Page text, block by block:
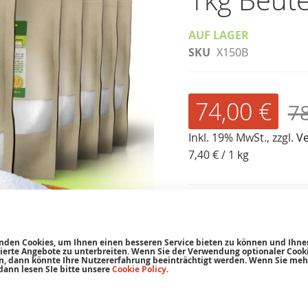
Cookies, um Ihnen einen besseren Service bieten zu können und
Angebote zu unterbreiten. Wenn Sie der Verwendung optionaler
dann könnte Ihre Nutzererfahrung beeinträchtigt werden. Wenn Sie
lesen SIe bitte unsereCookie Policy.
AUF LAGER
SKU X150B
Sonderangebot
74,00 €
Inkl. 19% MwSt., zzgl.
7,40 €/ 1 kg